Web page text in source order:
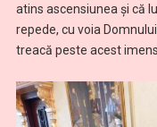
atins ascensiunea și că
repede, cu voia
treacă peste acest